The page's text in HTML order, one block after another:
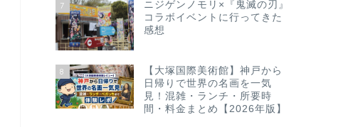
7
ニジゲンノモリ×『鬼滅の刃』
コラボイベントに行ってきた
感想
8
【大塚国際美術館】神戸から
日帰りで世界の名画を一気
見！混雑・ランチ・所要時
間・料金まとめ【2026年版】